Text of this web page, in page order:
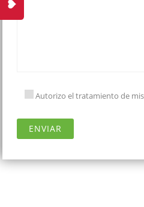
Autorizo el tratamiento de